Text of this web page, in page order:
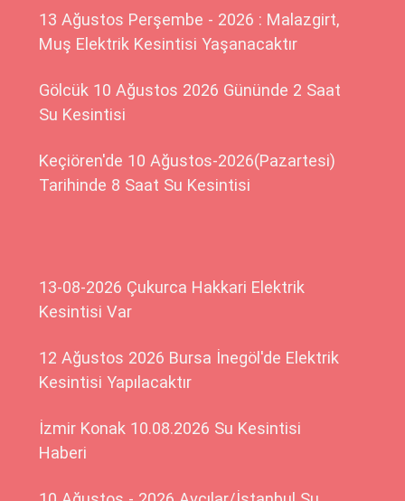
13 Ağustos Perşembe - 2026 : Malazgirt,
Muş Elektrik Kesintisi Yaşanacaktır
Gölcük 10 Ağustos 2026 Gününde 2 Saat
Su Kesintisi
Keçiören'de 10 Ağustos-2026(Pazartesi)
Tarihinde 8 Saat Su Kesintisi
13-08-2026 Çukurca Hakkari Elektrik
Kesintisi Var
12 Ağustos 2026 Bursa İnegöl'de Elektrik
Kesintisi Yapılacaktır
İzmir Konak 10.08.2026 Su Kesintisi
Haberi